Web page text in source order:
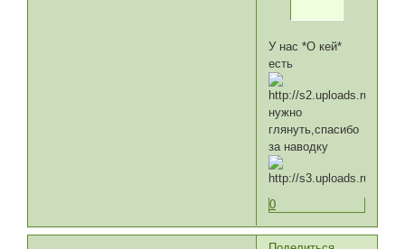
У нас *О кей*
есть
нужно
глянуть,спасибо
за наводку
0